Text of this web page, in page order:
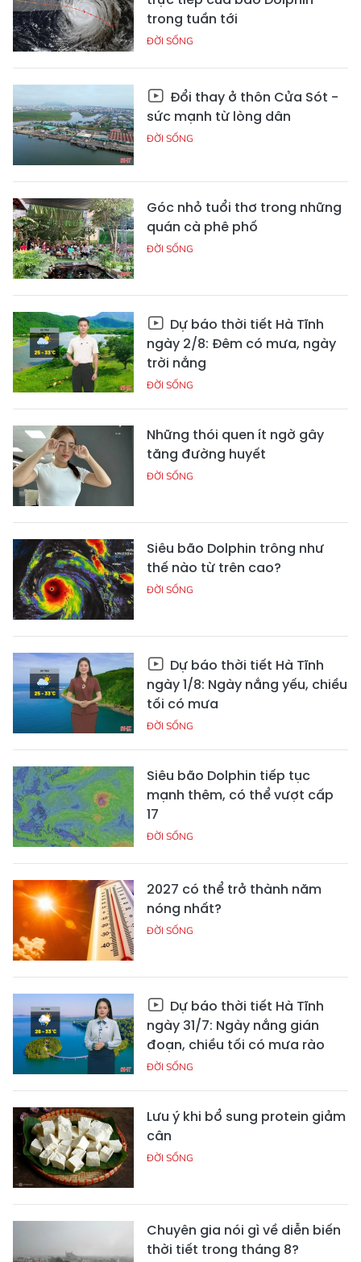
trong tuần tới
ĐỜI SỐNG
Đổi thay ở thôn Cửa Sót -
sức mạnh từ lòng dân
ĐỜI SỐNG
Góc nhỏ tuổi thơ trong những
quán cà phê phố
ĐỜI SỐNG
Dự báo thời tiết Hà Tĩnh
ngày 2/8: Đêm có mưa, ngày
trời nắng
ĐỜI SỐNG
Những thói quen ít ngờ gây
tăng đường huyết
ĐỜI SỐNG
Siêu bão Dolphin trông như
thế nào từ trên cao?
ĐỜI SỐNG
Dự báo thời tiết Hà Tĩnh
ngày 1/8: Ngày nắng yếu, chiều
tối có mưa
ĐỜI SỐNG
Siêu bão Dolphin tiếp tục
mạnh thêm, có thể vượt cấp
17
ĐỜI SỐNG
2027 có thể trở thành năm
nóng nhất?
ĐỜI SỐNG
Dự báo thời tiết Hà Tĩnh
ngày 31/7: Ngày nắng gián
đoạn, chiều tối có mưa rào
ĐỜI SỐNG
Lưu ý khi bổ sung protein giảm
cân
ĐỜI SỐNG
Chuyên gia nói gì về diễn biến
thời tiết trong tháng 8?